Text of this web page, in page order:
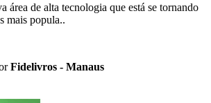
área de alta tecnologia que está se tornando
mais popula..
Fidelivros - Manaus